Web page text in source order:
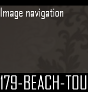
Image navigation
179-BEACH-